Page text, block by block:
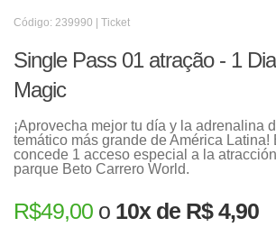
Código: 239990 | Ticket
Single Pass 01 atração - 1
Magic
¡Aprovecha mejor tu día y la adrenalina
temático más grande de América Latina!
concede 1 acceso especial a la
parque Beto Carrero World.
R$49,00 o 10x de R$ 4,90